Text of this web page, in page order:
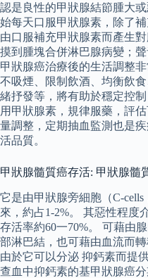
認是良性的甲狀腺結節腫大
始每天口服甲狀腺素，除了
由口服補充甲狀腺素而產生
摸到腫塊合併淋巴腺病變；
甲狀腺癌治療後的生活調整
不吸煙、限制飲酒、均衡飲
緒抒發等，將有助於穩定控
用甲狀腺素，規律服藥，評
量調整，定期抽血監測也是
活品質。
甲狀腺髓質癌存活: 甲狀腺髓
它是由甲狀腺旁細胞（C-
來，約占1-2%。 其惡性程度
存活率約60一70%。 可藉由
部淋巴結，也可藉由血流而
由於它可以分泌 抑鈣素而提
查血中抑鈣素的基甲狀腺癌分